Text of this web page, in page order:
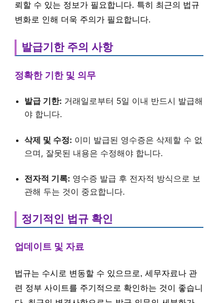
뢰할 수 있는 정보가 필요합니다. 특히 최근의 법규
변화로 인해 더욱 주의가 필요합니다.
발급기한 주의 사항
정확한 기한 및 의무
발급 기한: 거래일로부터 5일 이내 반드시 발급해
야 합니다.
삭제 및 수정: 이미 발급된 영수증은 삭제할 수 없
으며, 잘못된 내용은 수정해야 합니다.
전자적 기록: 영수증 발급 후 전자적 방식으로 보
관해 두는 것이 중요합니다.
정기적인 법규 확인
업데이트 및 자료
법규는 수시로 변동할 수 있으므로, 세무자료나 관
련 정부 사이트를 주기적으로 확인하는 것이 좋습니